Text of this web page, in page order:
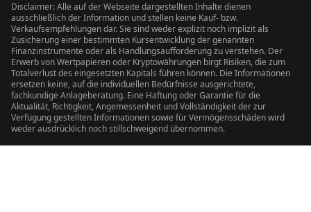
Disclaimer: Alle auf der Webseite dargestellten Inhalte dienen
ausschließlich der Information und stellen keine Kauf- bzw.
Verkaufsempfehlungen dar. Sie sind weder explizit noch implizit als
Zusicherung einer bestimmten Kursentwicklung der genannten
Finanzinstrumente oder als Handlungsaufforderung zu verstehen. Der
Erwerb von Wertpapieren oder Kryptowährungen birgt Risiken, die zum
Totalverlust des eingesetzten Kapitals führen können. Die Informationen
ersetzen keine, auf die individuellen Bedürfnisse ausgerichtete,
fachkundige Anlageberatung. Eine Haftung oder Garantie für die
Aktualität, Richtigkeit, Angemessenheit und Vollständigkeit der zur
Verfügung gestellten Informationen sowie für Vermögensschäden wird
weder ausdrücklich noch stillschweigend übernommen.